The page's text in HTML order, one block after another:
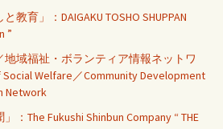
育」：DAIGAKU TOSHO SHUPPAN
”
域福祉・ボランティア情報ネットワ
Welfare／Community Development
Network
：The Fukushi Shinbun Company “ THE